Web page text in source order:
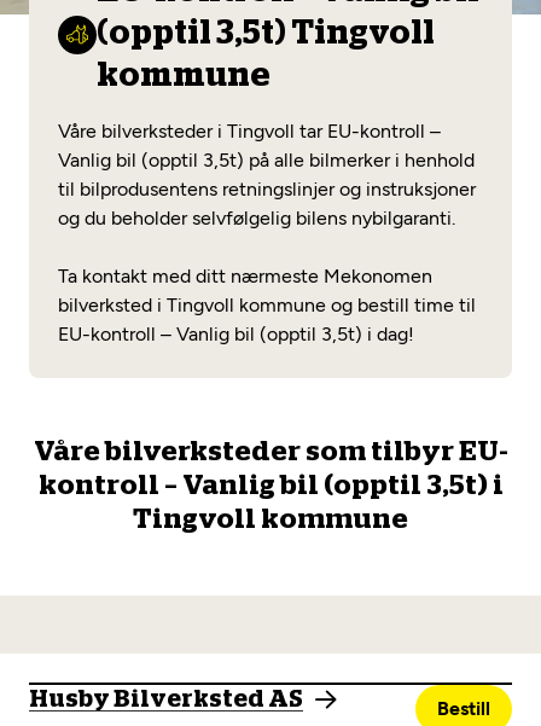
Diagnose/Feilsøking
Mekonomen Bilkonto
Les mer
Fritt verkstedvalg
Lønnsomt valg
Mobilitetsgaranti
Nybilgaranti og fabrikkgaranti
Opprett en konto
(opptil 3,5t) Tingvoll
kommune
Våre bilverksteder i Tingvoll tar EU-kontroll –
Vanlig bil (opptil 3,5t) på alle bilmerker i henhold
til bilprodusentens retningslinjer og instruksjoner
og du beholder selvfølgelig bilens nybilgaranti.
Ta kontakt med ditt nærmeste Mekonomen
bilverksted i Tingvoll kommune og bestill time til
EU-kontroll – Vanlig bil (opptil 3,5t) i dag!
Våre bilverksteder som tilbyr EU-
kontroll – Vanlig bil (opptil 3,5t) i
Tingvoll kommune
Husby Bilverksted AS Bestill